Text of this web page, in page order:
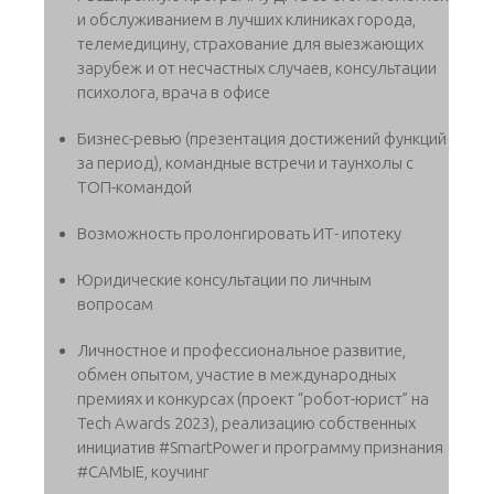
и обслуживанием в лучших клиниках города,
телемедицину, страхование для выезжающих
зарубеж и от несчастных случаев, консультации
психолога, врача в офисе
Бизнес-ревью (презентация достижений функций
за период), командные встречи и таунхолы с
ТОП-командой
Возможность пролонгировать ИТ- ипотеку
Юридические консультации по личным
вопросам
Личностное и профессиональное развитие,
обмен опытом, участие в международных
премиях и конкурсах (проект “робот-юрист” на
Tech Awards 2023), реализацию собственных
инициатив #SmartPower и программу признания
#САМЫЕ, коучинг